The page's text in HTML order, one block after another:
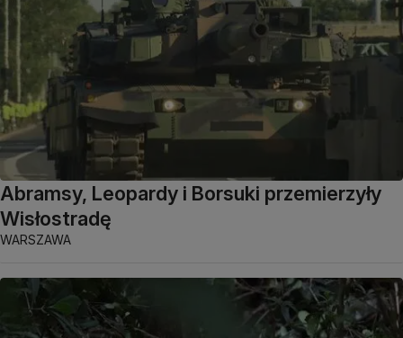
Abramsy, Leopardy i Borsuki przemierzyły
Wisłostradę
WARSZAWA